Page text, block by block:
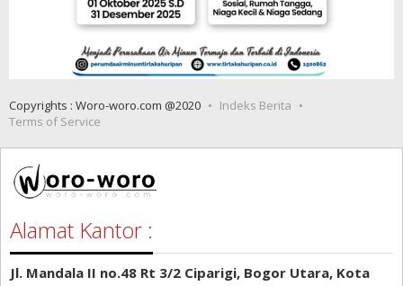
Copyrights : Woro-woro.com @2020
Indeks Berita
Terms of Service
Alamat Kantor :
Jl. Mandala II no.48 Rt 3/2 Ciparigi, Bogor Utara, Kota